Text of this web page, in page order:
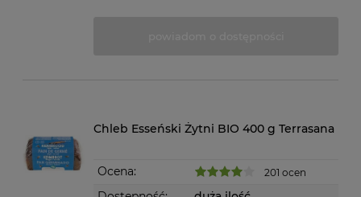
Chleb Esseński Żytni BIO 400 g Terrasana
Ocena: 201 ocen